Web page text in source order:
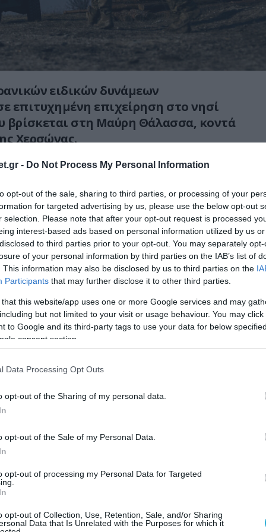
- Do Not Process My Personal Information
opt-out of the sale, sharing to third parties, or processing of your
for targeted advertising by us, please use the below opt-out
selection. Please note that after your opt-out request is processed
interest-based ads based on personal information utilized by us
to third parties prior to your opt-out. You may separately
of your personal information by third parties on the IAB’s list of
This information may also be disclosed by us to third parties on the
Participants that may further disclose it to other third parties.
that this website/app uses one or more Google services and may
but not limited to your visit or usage behaviour. You may
to Google and its third-party tags to use your data for below
consent section.
Data Processing Opt Outs
opt-out of the Sharing of my personal data.
opt-out of the Sale of my Personal Data.
opt-out of processing my Personal Data for Targeted
opt-out of Collection, Use, Retention, Sale, and/or Sharing
Data that Is Unrelated with the Purposes for which it
ειδικών δυνάμεων
επιτυχημένη επιχείρηση στο νησί
βρίσκεται στη Μαύρη Θάλασσα, κοντά
Χερσώνας.
οδήγησε στην καταστροφή ρωσικού
υπηρεσία πληροφοριών (HUR).
που περιλαμβάνουν την μονάδα Artan και
Επιχειρήσεων της HUR, έφτασαν στο νησί
της νύχτας.
of Intelligence of Ukraine special forces
the Tendrovskaya Spit near occupied Crimea
armored vehicles of the occupiers and
also destroyed fortifications.
the battle, the Russians suffered casualties…
vlBV22uYnW
(@nexta_tv)
οχήματα, όπως αμφίβια
των Ρώσων​.
αν και ο ακριβής αριθμός των θυμάτων